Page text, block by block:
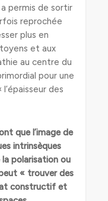
permis de sortir
reprochée
plus en
et aux
au centre du
pour une
des
que l’image de
intrinsèques
polarisation ou
« trouver des
constructif et